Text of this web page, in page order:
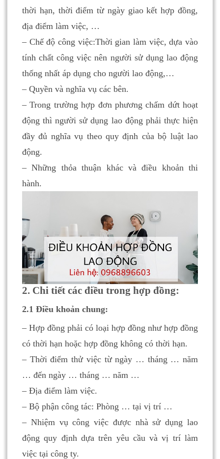
thời hạn, thời điểm từ ngày giao kết hợp đồng,
địa điểm làm việc, …
– Chế độ công việc:Thời gian làm việc, dựa vào
tính chất công việc nên người sử dụng lao động
thống nhất áp dụng cho người lao động,…
– Quyền và nghĩa vụ các bên.
– Trong trường hợp đơn phương chấm dứt hoạt
động thì người sử dụng lao động phải thực hiện
đầy đủ nghĩa vụ theo quy định của bộ luật lao
động.
– Những thỏa thuận khác và điều khoản thi
hành.
2. Chi tiết các điều trong hợp đồng:
2.1 Điều khoản chung:
– Hợp đồng phải có loại hợp đồng như hợp đồng
có thời hạn hoặc hợp đồng không có thời hạn.
– Thời điểm thử việc từ ngày … tháng … năm
… đến ngày … tháng … năm …
– Địa điểm làm việc.
– Bộ phận công tác: Phòng … tại vị trí …
– Nhiệm vụ công việc được nhà sử dụng lao
động quy định dựa trên yêu cầu và vị trí làm
việc tại công ty.